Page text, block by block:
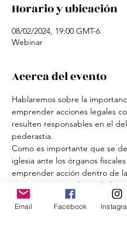
Horario y ubicación
08/02/2024, 19:00 GMT-6
Webinar
Acerca del evento
Hablaremos sobre la
emprender acciones legales
resulten responsables en el
pederastia.
Como es importante que se
iglesia ante los órganos
emprender acción dentro de
porque esa no es la verdadera
Email Facebook